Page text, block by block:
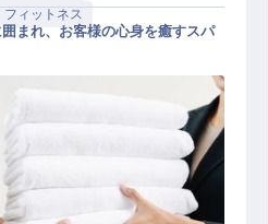
フィットネス
まれ、お客様の心身を癒すスパ